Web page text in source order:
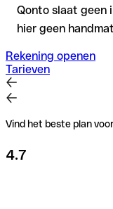
Qonto slaat geen
hier geen
Rekening openen
Tarieven
Vind het beste plan
4.7